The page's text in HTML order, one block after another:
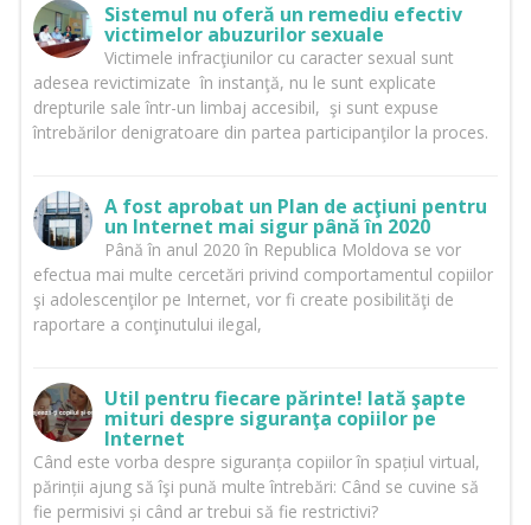
Sistemul nu oferă un remediu efectiv
victimelor abuzurilor sexuale
Victimele infracţiunilor cu caracter sexual sunt
adesea revictimizate în instanţă, nu le sunt explicate
drepturile sale într-un limbaj accesibil, şi sunt expuse
întrebărilor denigratoare din partea participanţilor la proces.
A fost aprobat un Plan de acţiuni pentru
un Internet mai sigur până în 2020
Până în anul 2020 în Republica Moldova se vor
efectua mai multe cercetări privind comportamentul copiilor
şi adolescenţilor pe Internet, vor fi create posibilităţi de
raportare a conţinutului ilegal,
Util pentru fiecare părinte! Iată şapte
mituri despre siguranţa copiilor pe
Internet
Când este vorba despre siguranța copiilor în spațiul virtual,
părinții ajung să îşi pună multe întrebări: Când se cuvine să
fie permisivi și când ar trebui să fie restrictivi?